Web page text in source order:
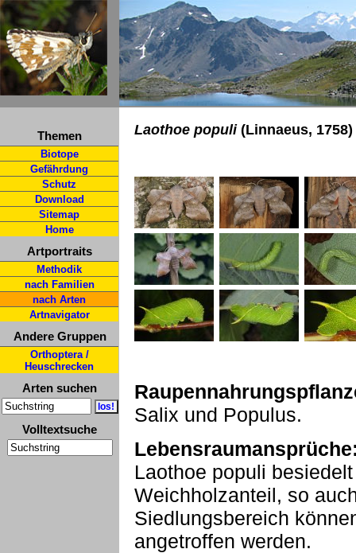
Themen
Biotope
Gefährdung
Schutz
Download
Sitemap
Home
Artportraits
Methodik
nach Familien
nach Arten
Artnavigator
Andere Gruppen
Orthoptera /
Heuschrecken
Arten suchen
Volltextsuche
Laothoe populi(Linnaeus,
Salix und Populus.
Laothoe populi
Weichholzanteil, so
Siedlungsbereich
angetroffen werden.